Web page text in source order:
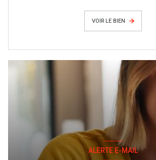
VOIR LE BIEN
ALERTE E-MAIL